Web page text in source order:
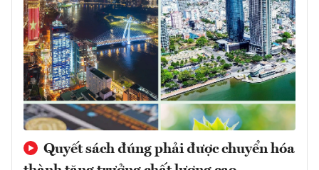
Quyết sách đúng phải được chuyển hóa